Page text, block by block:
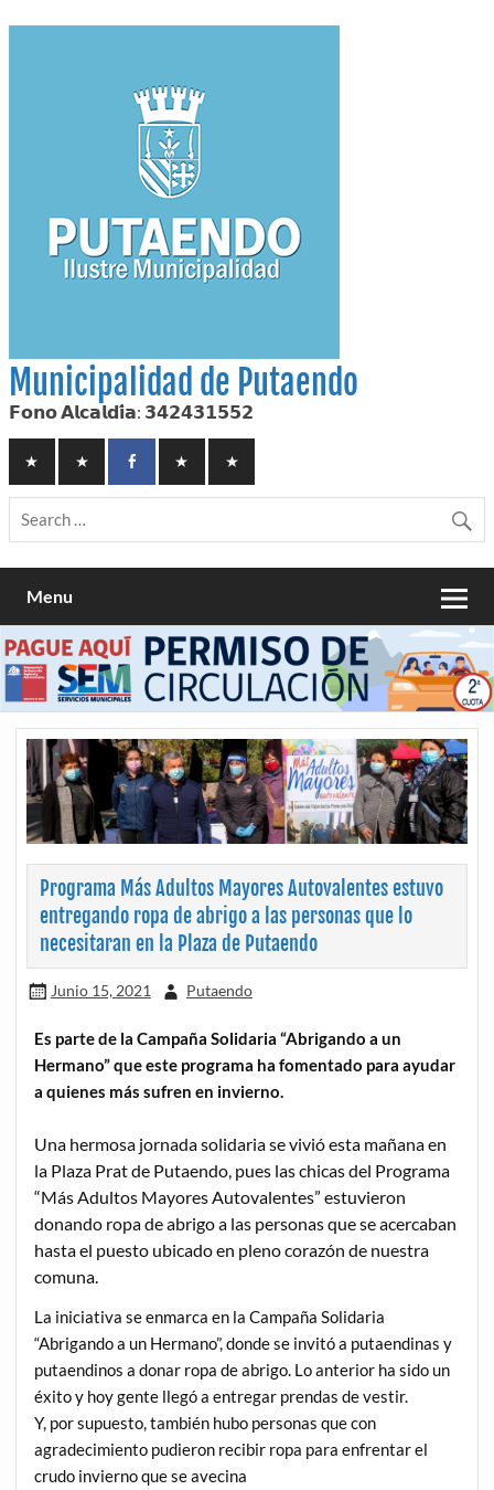
to
Municipalidad de Putaendo
𝗙𝗼𝗻𝗼 𝗔𝗹𝗰𝗮𝗹𝗱𝗶́𝗮: 𝟯𝟰𝟮𝟰𝟯𝟭𝟱𝟱𝟮
Menu
Programa Más Adultos Mayores Autovalentes estuvo
entregando ropa de abrigo a las personas que lo
necesitaran en la Plaza de Putaendo
Junio 15, 2021 Putaendo
Es parte de la Campaña Solidaria “Abrigando a un
Hermano” que este programa ha fomentado para ayudar
a quienes más sufren en invierno.
Una hermosa jornada solidaria se vivió esta mañana en
la Plaza Prat de Putaendo, pues las chicas del Programa
“Más Adultos Mayores Autovalentes” estuvieron
donando ropa de abrigo a las personas que se acercaban
hasta el puesto ubicado en pleno corazón de nuestra
comuna.
La iniciativa se enmarca en la Campaña Solidaria
“Abrigando a un Hermano”, donde se invitó a putaendinas y
putaendinos a donar ropa de abrigo. Lo anterior ha sido un
éxito y hoy gente llegó a entregar prendas de vestir.
Y, por supuesto, también hubo personas que con
agradecimiento pudieron recibir ropa para enfrentar el
crudo invierno que se avecina